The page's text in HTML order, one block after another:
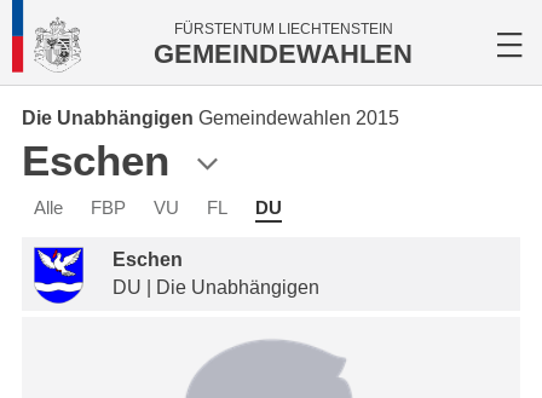
FÜRSTENTUM LIECHTENSTEIN
GEMEINDEWAHLEN
Die Unabhängigen Gemeindewahlen 2015
Eschen
Alle FBP VU FL DU
Eschen
DU | Die Unabhängigen